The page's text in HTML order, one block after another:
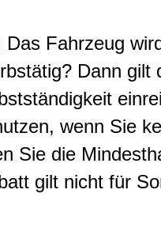
Das Fahrzeug
Dann
wenn Sie
Sie die
gilt nicht für